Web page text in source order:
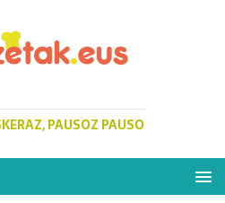
PAUSOZ PAUSO